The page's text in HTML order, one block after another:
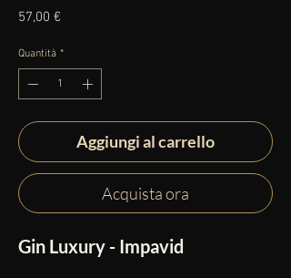
57,00 €
Quantità *
Aggiungi al carrello
Acquista ora
Gin Luxury - Impavid